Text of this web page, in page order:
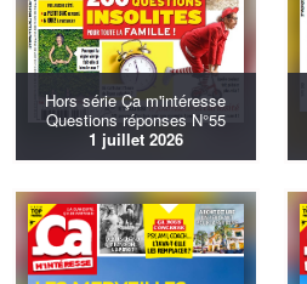
Hors série Ça m'intéresse
Questions réponses N°55
1 juillet 2026